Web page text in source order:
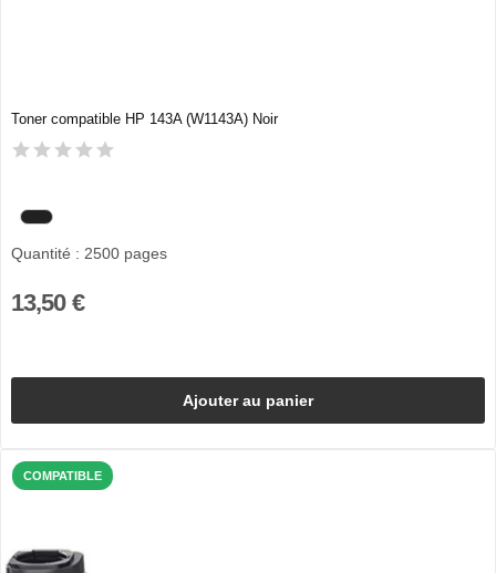
Toner compatible HP 143A (W1143A) Noir
Quantité : 2500 pages
13,50 €
Ajouter au panier
COMPATIBLE